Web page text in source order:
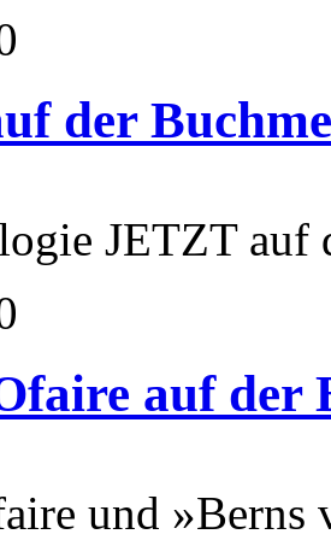
der
JETZT auf
auf der
und